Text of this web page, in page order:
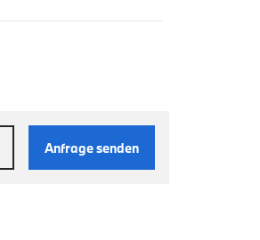
Anfrage senden